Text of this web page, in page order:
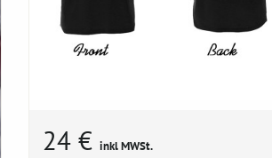
24 € inkl MWSt.